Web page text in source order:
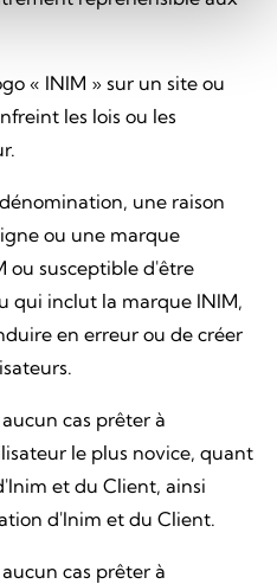
« INIM » sur un site ou
les lois ou les
une raison
ou une marque
ou susceptible d'être
qui inclut la marque INIM,
en erreur ou de créer
cas prêter à
le plus novice, quant
et du Client, ainsi
d'Inim et du Client.
cas prêter à